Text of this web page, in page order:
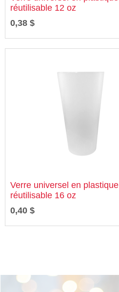
réutilisable 12 oz
0,38 $
Verre universel en plastique
réutilisable 16 oz
0,40 $